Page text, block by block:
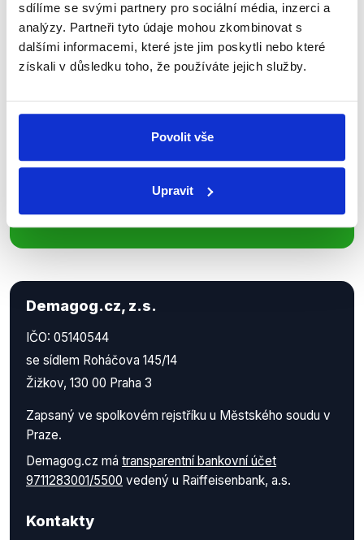
sdílíme se svými partnery pro sociální média, inzerci a
analýzy. Partneři tyto údaje mohou zkombinovat s
dalšími informacemi, které jste jim poskytli nebo které
získali v důsledku toho, že používáte jejich služby.
Povolit vše
Upravit
Sociální sítě
Nenechte si ujít nejnovější události
příspěvků přátelům podpoříte naši
Demagog.cz, z.s.
IČO: 05140544
se sídlem Roháčova 145/14
Žižkov, 130 00 Praha 3
Zapsaný ve spolkovém rejstříku u Městského soudu v
Praze.
Demagog.cz má transparentní bankovní účet
9711283001/5500 vedený u Raiffeisenbank, a.s.
Kontakty